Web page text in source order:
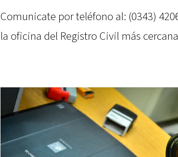
Comunicate por teléfono al: (0343)
la oficina del Registro Civil más